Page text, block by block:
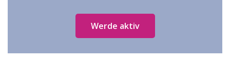
Werde aktiv